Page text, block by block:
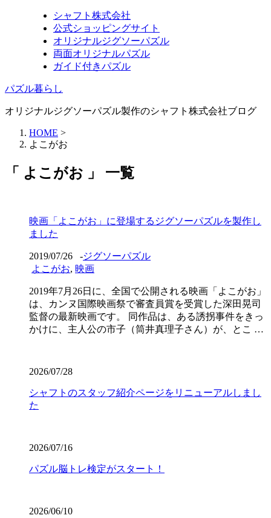
シャフト株式会社
公式ショッピングサイト
オリジナルジグソーパズル
両面オリジナルパズル
ガイド付きパズル
パズル暮らし
オリジナルジグソーパズル製作のシャフト株式会社ブログ
HOME >
よこがお
「 よこがお 」 一覧
映画「よこがお」に登場するジグソーパズルを製作し
ました
2019/07/26 -ジグソーパズル
よこがお, 映画
2019年7月26日に、全国で公開される映画「よこがお」
は、カンヌ国際映画祭で審査員賞を受賞した深田晃司
監督の最新映画です。 同作品は、ある誘拐事件をきっ
かけに、主人公の市子（筒井真理子さん）が、とこ …
2026/07/28
シャフトのスタッフ紹介ページをリニューアルしまし
た
2026/07/16
パズル脳トレ検定がスタート！
2026/06/10